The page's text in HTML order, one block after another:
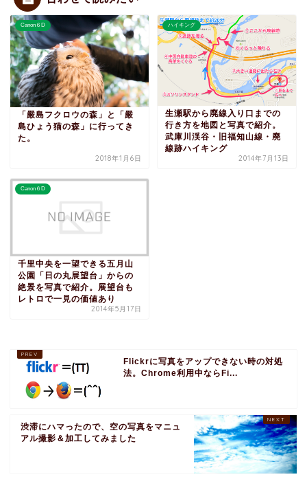
Canon６D
「嚴島フクロウの森」と「嚴
島ひょう猫の森」に行ってき
た。
2018年1月6日
ハイキング
生瀬駅から廃線入り口までの
行き方を地図と写真で紹介。
武庫川渓谷・旧福知山線・廃
線跡ハイキング
2014年7月13日
Canon６D
千里中央を一望できる五月山
公園「日の丸展望台」からの
絶景を写真で紹介。展望台も
レトロで一見の価値あり
2014年5月17日
Flickrに写真をアップできない時の対処
法。Chrome利用中ならFi...
渋滞にハマったので、空の写真をマニュ
アル撮影＆加工してみました